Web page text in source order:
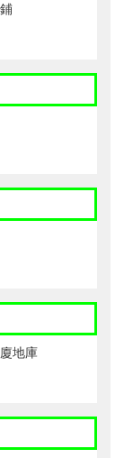
地庫